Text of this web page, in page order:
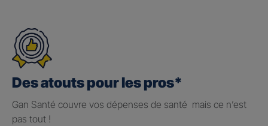
Des atouts pour les pros*
Gan Santé couvre vos dépenses de santé mais ce n’est
pas tout !